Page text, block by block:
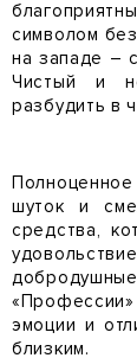
символом
на западе –
Чистый и
разбудить в
шуток и
средства,
эмоции и
близким.